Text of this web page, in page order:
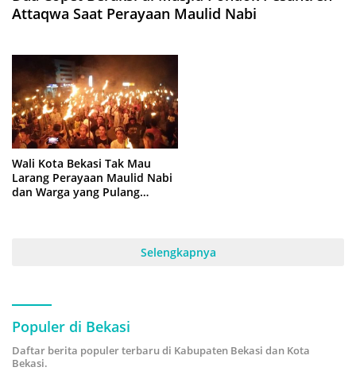
Attaqwa Saat Perayaan Maulid Nabi
Wali Kota Bekasi Tak Mau
Larang Perayaan Maulid Nabi
dan Warga yang Pulang
Selengkapnya
Populer di Bekasi
Daftar berita populer terbaru di Kabupaten Bekasi dan Kota
Bekasi.